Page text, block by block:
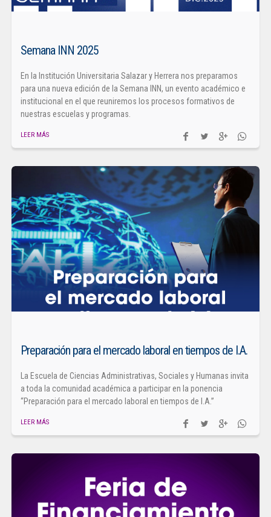
Semana INN 2025
En la Institución Universitaria Salazar y Herrera nos preparamos
para una nueva edición de la Semana INN, un evento académico e
institucional en el que reuniremos los procesos formativos de
nuestras escuelas y programas.
LEER MÁS
Preparación para el mercado laboral en tiempos de I.A.
La Escuela de Ciencias Administrativas, Sociales y Humanas invita
a toda la comunidad académica a participar en la ponencia
“Preparación para el mercado laboral en tiempos de I.A.”
LEER MÁS